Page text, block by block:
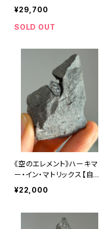
ʻi collection】
¥29,700
SOLD OUT
《空のエレメント》ハーキマ
ー・イン・マトリックス【自分
につながる扉を開く】
¥22,000